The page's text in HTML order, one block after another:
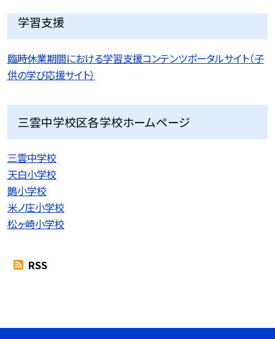
学習支援
臨時休業期間における学習支援コンテンツポータルサイト（子
供の学び応援サイト）
三雲中学校区各学校ホームページ
三雲中学校
天白小学校
鵲小学校
米ノ庄小学校
松ヶ崎小学校
RSS